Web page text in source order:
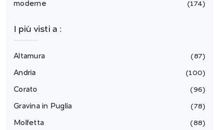
moderne 174
I più visti a :
Altamura 87
Andria 100
Corato 96
Gravina in Puglia 78
Molfetta 88